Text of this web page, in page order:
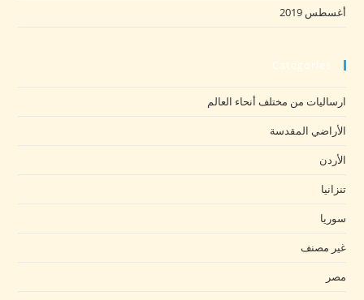
أغسطس 2019
Categories
ارساليات من مختلف أنحاء العالم
الأراضي المقدسة
الأردن
تنزانيا
سوريا
غير مصنف
مصر